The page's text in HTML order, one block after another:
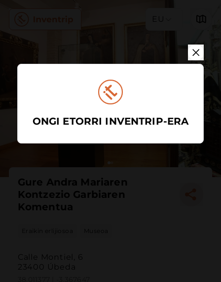
EU
Gure Andra Mariaren
Kontzezio Garbiaren
Komentua
Eraikin erlijiosoa Museoa
Calle Montiel, 6
23400 Úbeda
ONGI ETORRI INVENTRIP-ERA